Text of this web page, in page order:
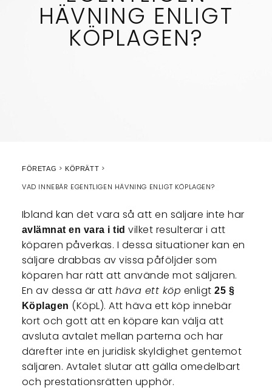
HÄVNING ENLIGT
KÖPLAGEN?
FÖRETAG KÖPRÄTT
VAD INNEBÄR EGENTLIGEN HÄVNING ENLIGT KÖPLAGEN?
Ibland kan det vara så att en säljare inte har
avlämnat en vara i tid vilket resulterar i att
köparen påverkas. I dessa situationer kan en
säljare drabbas av vissa påföljder som
köparen har rätt att använde mot säljaren.
En av dessa är atthäva ett köp enligt25 §
Köplagen (KöpL). Att häva ett köp innebär
kort och gott att en köpare kan välja att
avsluta avtalet mellan parterna och har
därefter inte en juridisk skyldighet gentemot
säljaren. Avtalet slutar att gälla omedelbart
och prestationsrätten upphör.